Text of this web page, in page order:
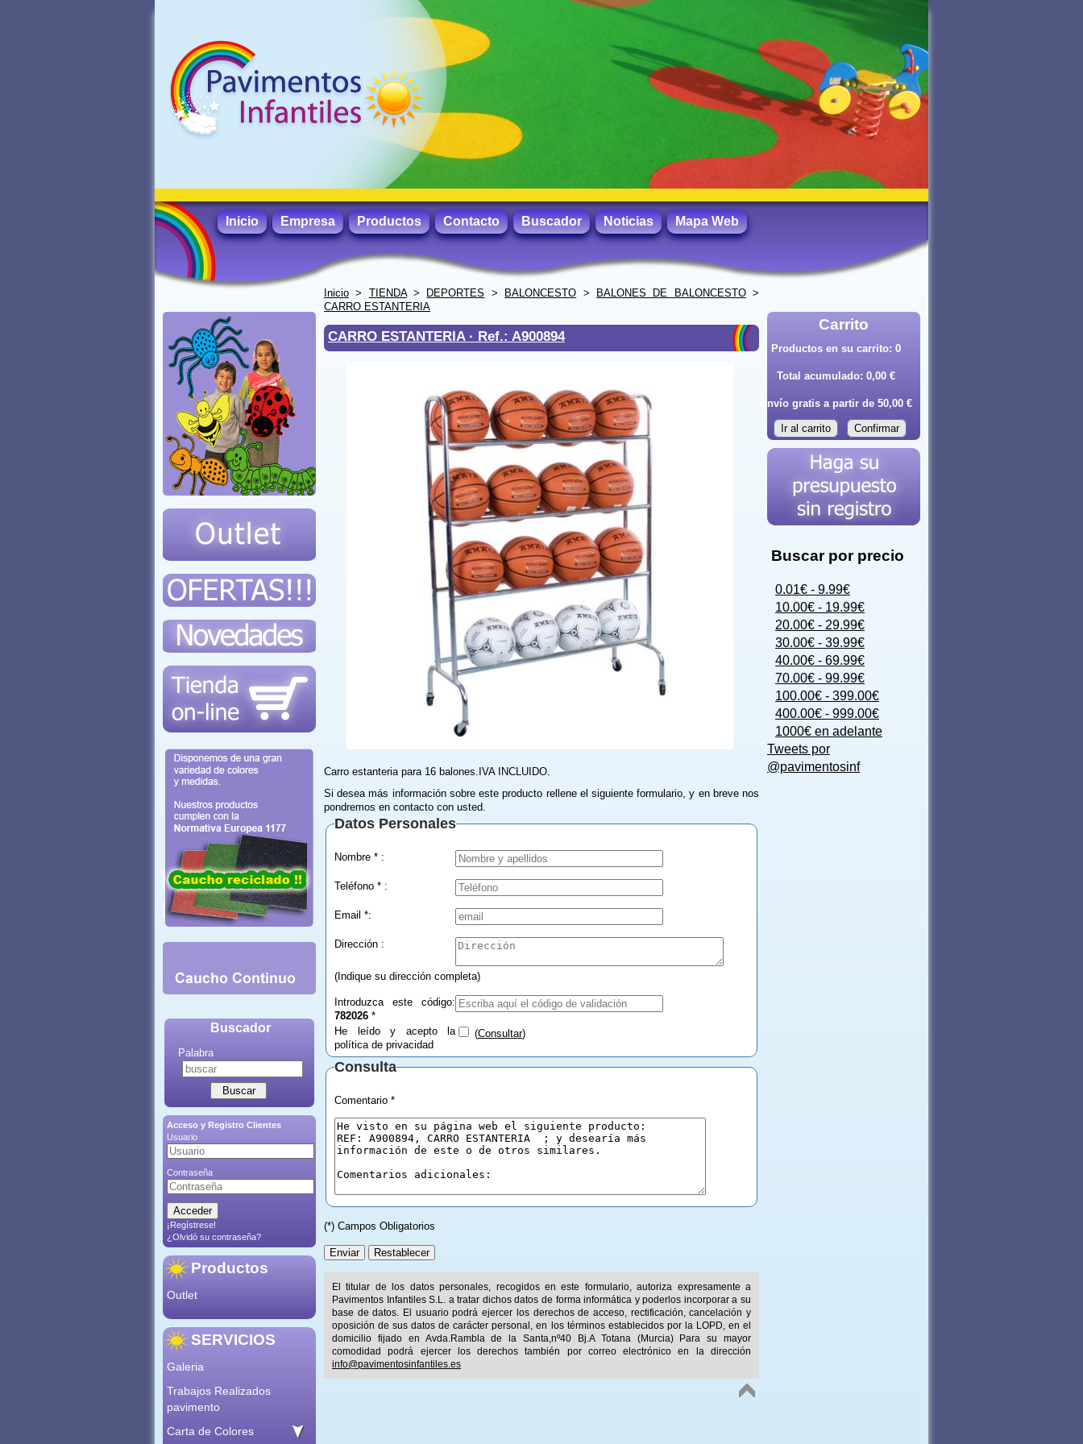
Inicio Empresa Productos Contacto Buscador Noticias Mapa Web
Buscador
Palabra
Acceso y Registro Clientes
Usuario
Contraseña
¡Regístrese!
¿Olvidó su contraseña?
Productos
Outlet
SERVICIOS
Galeria
Trabajos Realizados
pavimento
Carta de Colores
Inicio > TIENDA> DEPORTES > BALONCESTO > BALONES DE BALONCESTO>
CARRO ESTANTERIA
CARRO ESTANTERIA · Ref.: A900894
Carro estanteria para 16 balones.IVA INCLUIDO.
Si desea más información sobre este producto rellene el siguiente formulario, y en breve nos
pondremos en contacto con usted.
Datos Personales
Nombre * :
Teléfono * :
Email *:
Dirección :
(Indique su dirección completa)
Introduzca este código:
782026 *
He leído y acepto la
política de privacidad
(Consultar)
Consulta
Comentario *
(*) Campos Obligatorios
El titular de los datos personales, recogidos en este formulario, autoriza expresamente a
Pavimentos Infantiles S.L. a tratar dichos datos de forma informática y poderlos incorporar a su
base de datos. El usuario podrá ejercer los derechos de acceso, rectificación, cancelación y
oposición de sus datos de carácter personal, en los términos establecidos por la LOPD, en el
domicilio fijado en Avda.Rambla de la Santa,nº40 Bj.A Totana (Murcia) Para su mayor
comodidad podrá ejercer los derechos también por correo electrónico en la dirección
info@pavimentosinfantiles.es
Carrito
Productos en su carrito: 0
Total acumulado: 0,00 €
Envío gratis a partir de 50,00 €
Ir al carrito Confirmar
Buscar por precio
0.01€ - 9.99€
10.00€ - 19.99€
20.00€ - 29.99€
30.00€ - 39.99€
40.00€ - 69.99€
70.00€ - 99.99€
100.00€ - 399.00€
400.00€ - 999.00€
1000€ en adelante
Tweets por
@pavimentosinf